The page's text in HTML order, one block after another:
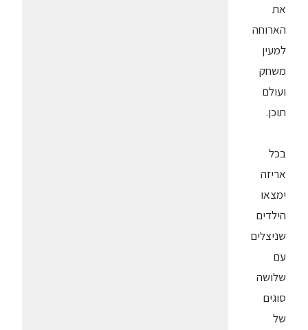
את
הארוחה
למעין
משחק
ועולם
תוכן.
בכל
אריזה
ימצאו
הילדים
שניצלים
עם
שלושה
סוגים
של